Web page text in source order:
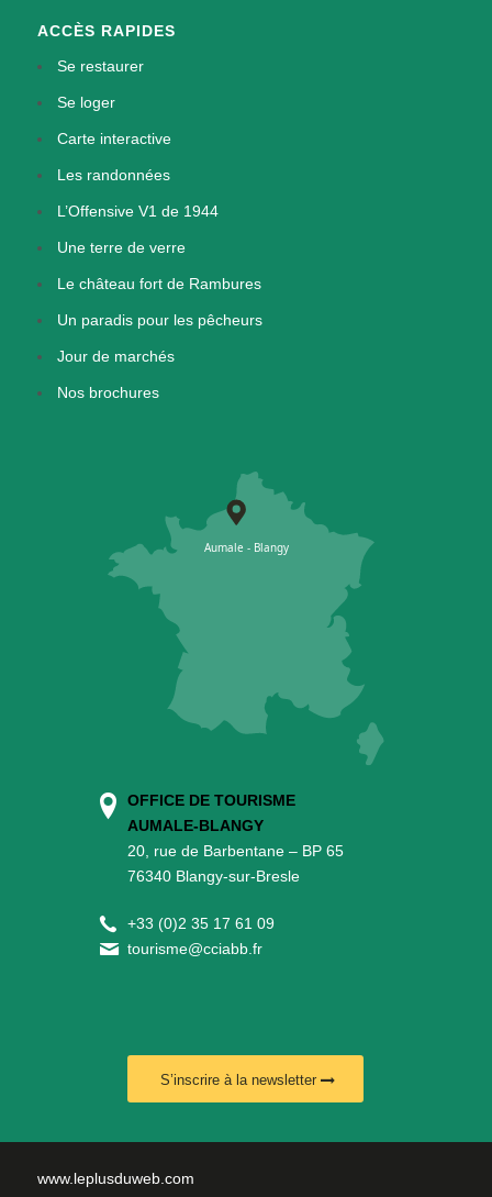
ACCÈS RAPIDES
Se restaurer
Se loger
Carte interactive
Les randonnées
L’Offensive V1 de 1944
Une terre de verre
Le château fort de Rambures
Un paradis pour les pêcheurs
Jour de marchés
Nos brochures
OFFICE DE TOURISME
AUMALE-BLANGY
20, rue de Barbentane – BP 65
76340 Blangy-sur-Bresle
+33 (0)2 35 17 61 09
tourisme@cciabb.fr
S’inscrire à la newsletter
www.leplusduweb.com